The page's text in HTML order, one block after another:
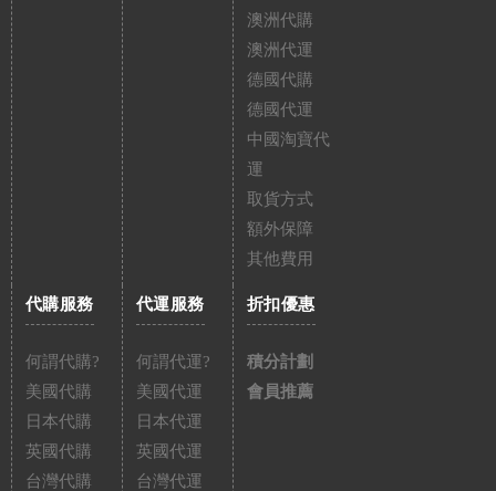
澳洲代購
澳洲代運
德國代購
德國代運
中國淘寶代
運
取貨方式
額外保障
其他費用
代購服務
何謂代購?
美國代購
日本代購
英國代購
台灣代購
代運服務
何謂代運?
美國代運
日本代運
英國代運
台灣代運
折扣優惠
積分計劃
會員推薦